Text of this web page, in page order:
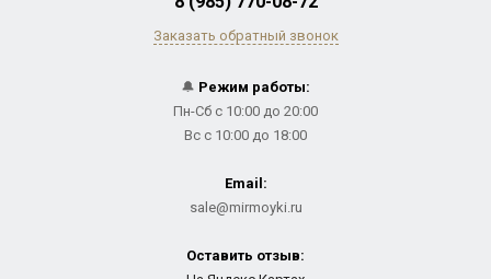
Заказать обратный звонок
🔔 Режим работы:
Пн-Сб с 10:00 до 20:00
Вс с 10:00 до 18:00
Email:
sale@mirmoyki.ru
Оставить отзыв: